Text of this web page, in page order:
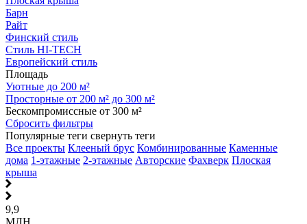
Барн
Райт
Финский стиль
Стиль HI-TECH
Европейский стиль
Площадь
Уютные до 200 м²
Просторные от 200 м² до 300 м²
Бескомпромиссные от 300 м²
Сбросить фильтры
Популярные теги свернуть теги
Все проекты Клееный брус Комбинированные Каменные
дома 1-этажные 2-этажные Авторские Фахверк Плоская
крыша
9,9